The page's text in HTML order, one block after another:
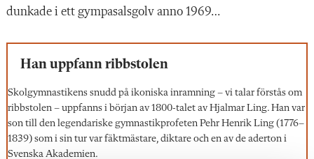
dunkade i ett gympasalsgolv anno 1969…
Han uppfann ribbstolen
Skolgymnastikens snudd på ikoniska inramning – vi talar förstås om
ribbstolen – uppfanns i början av 1800-talet av Hjalmar Ling. Han var
son till den legendariske gymnastikprofeten Pehr Henrik Ling (1776–
1839) som i sin tur var fäktmästare, diktare och en av de aderton i
Svenska Akademien.